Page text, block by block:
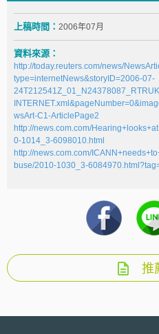
上稿時間： 2006年07月
資料來源：
http://today.reuters.com/news/
type=internetNews&storyID=2006-07-
wsArt-C1-ArticlePage2
http://news.com.com/
0-1014_3-6098010.html
http://news.com.com/
buse/2010-1030_3-
推